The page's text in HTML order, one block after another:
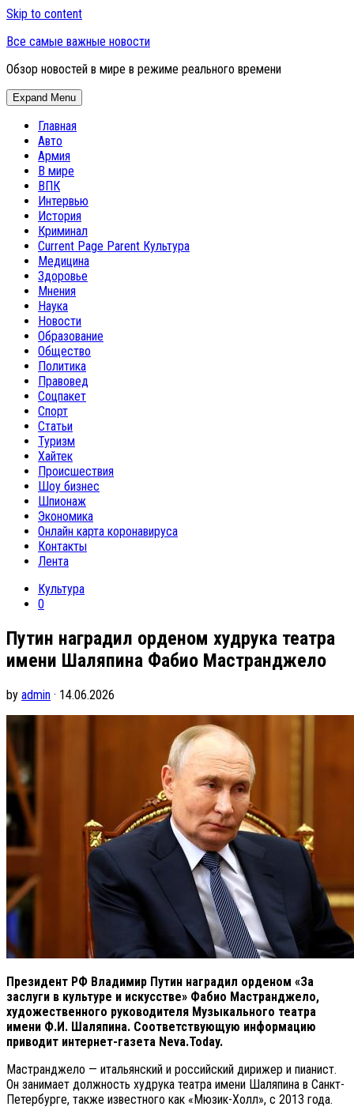
Skip to content
Все самые важные новости
Обзор новостей в мире в режиме реального времени
Expand Menu
Главная
Авто
Армия
В мире
ВПК
Интервью
История
Криминал
Current Page Parent Культура
Медицина
Здоровье
Мнения
Наука
Новости
Образование
Общество
Политика
Правовед
Соцпакет
Спорт
Статьи
Туризм
Хайтек
Происшествия
Шоу бизнес
Шпионаж
Экономика
Онлайн карта коронавируса
Контакты
Лента
Культура
0
Путин наградил орденом худрука театра
имени Шаляпина Фабио Мастранджело
by admin · 14.06.2026
Президент РФ Владимир Путин наградил орденом «За
заслуги в культуре и искусстве» Фабио Мастранджело,
художественного руководителя Музыкального театра
имени Ф.И. Шаляпина. Соответствующую информацию
приводит интернет-газета Neva.Today.
Мастранджело — итальянский и российский дирижер и пианист.
Он занимает должность худрука театра имени Шаляпина в Санкт-
Петербурге, также известного как «Мюзик-Холл», с 2013 года.